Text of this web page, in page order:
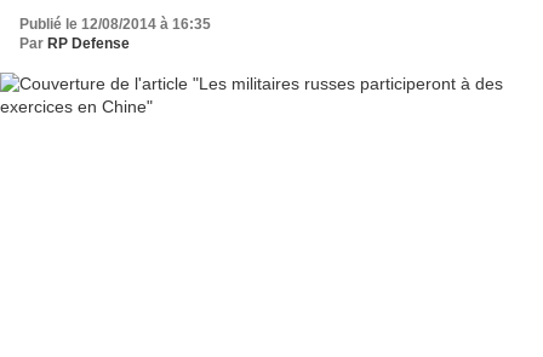
Publié le 12/08/2014 à 16:35
Par RP Defense